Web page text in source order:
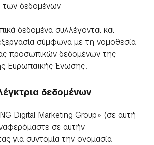
των δεδομένων
δεδομένα συλλέγονται και
σύμφωνα με τη νομοθεσία
προσωπικών δεδομένων της
Ευρωπαϊκής Ένωσης.
δεδομένων
Digital Marketing Group» (σε αυτή
σε αυτήν
για συντομία την ονομασία